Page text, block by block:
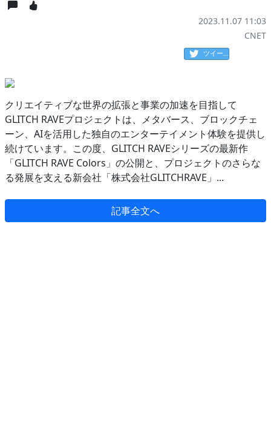
2023.11.07 11:03
CNET
ツイート
クリエイティブな世界の拡張と事業の加速を目指して
GLITCH RAVEプロジェクトは、メタバース、ブロックチェ
ーン、AIを活用した独自のエンターテイメント体験を提供し
続けています。この度、GLITCH RAVEシリーズの最新作
「GLITCH RAVE Colors」の公開と、プロジェクトのさらな
る発展を支える新会社「株式会社GLITCHRAVE」...
記事全文へ